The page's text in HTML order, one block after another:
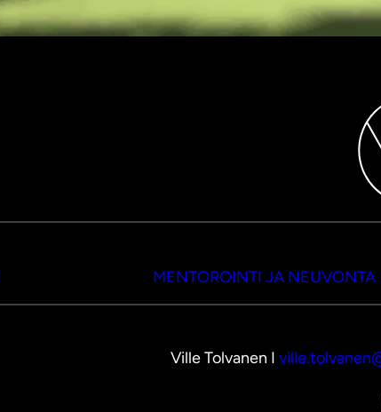
MENTOROINTI JA NEUVONTA
Ville Tolvanen I